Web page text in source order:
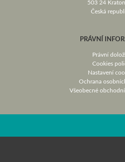
503 24
Česká
PRÁVNÍ
Právní
Cookies
Nastavení
Ochrana
Všeobecné